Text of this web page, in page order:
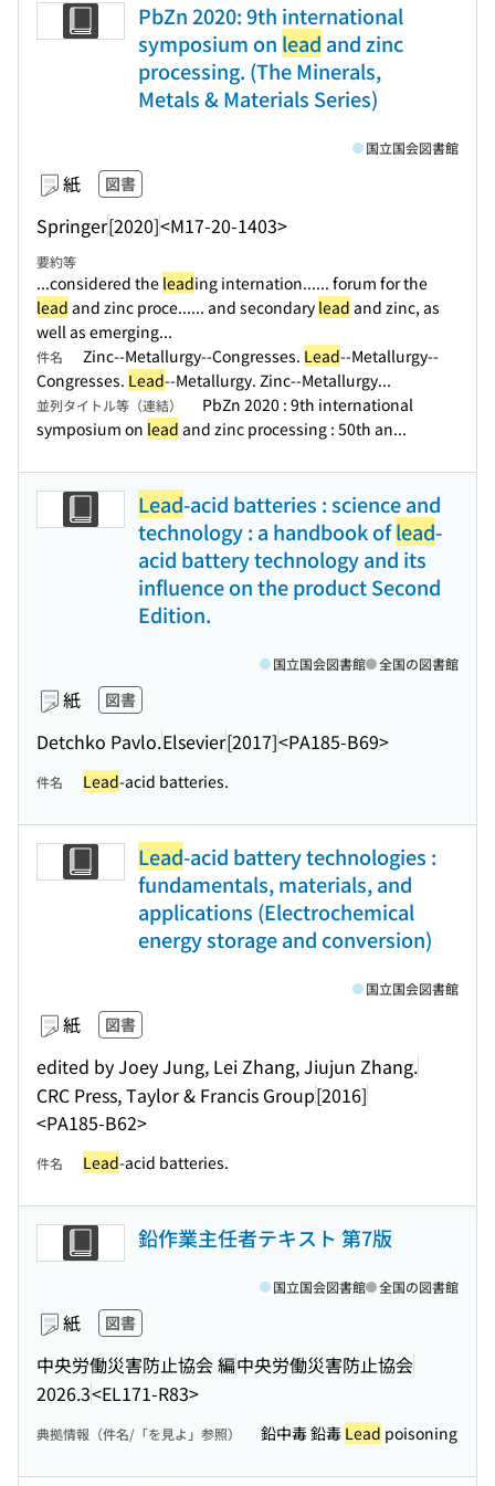
PbZn 2020: 9th international
symposium on lead and zinc
processing. (The Minerals,
Metals & Materials Series)
紙 図書
Springer[2020]<M17-20-1403>
国立国会図書館
要約等
...considered the leading internation...... forum for the
lead and zinc proce...... and secondary lead and zinc, as
well as emerging...
件名 Zinc--Metallurgy--Congresses. Lead--Metallurgy--
Congresses. Lead--Metallurgy. Zinc--Metallurgy...
並列タイトル等（連結）
PbZn 2020 : 9th international
symposium on lead and zinc processing : 50th an...
Lead-acid batteries : science and
technology : a handbook oflead-
acid battery technology and its
influence on the product Second
Edition.
紙 図書
Detchko Pavlo.Elsevier[2017]<PA185-B69>
国立国会図書館 全国の図書館
件名 Lead-acid batteries.
Lead-acid battery technologies :
fundamentals, materials, and
applications (Electrochemical
energy storage and conversion)
紙 図書
edited by Joey Jung, Lei Zhang, Jiujun Zhang.
CRC Press, Taylor & Francis Group[2016]
<PA185-B62>
国立国会図書館
件名 Lead-acid batteries.
鉛作業主任者テキスト 第7版
紙 図書
中央労働災害防止協会 編中央労働災害防止協会
2026.3<EL171-R83>
国立国会図書館 全国の図書館
典拠情報（件名/「を見よ」参照） 鉛中毒 鉛毒 Lead poisoning